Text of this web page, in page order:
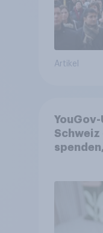
Artikel
Schweiz